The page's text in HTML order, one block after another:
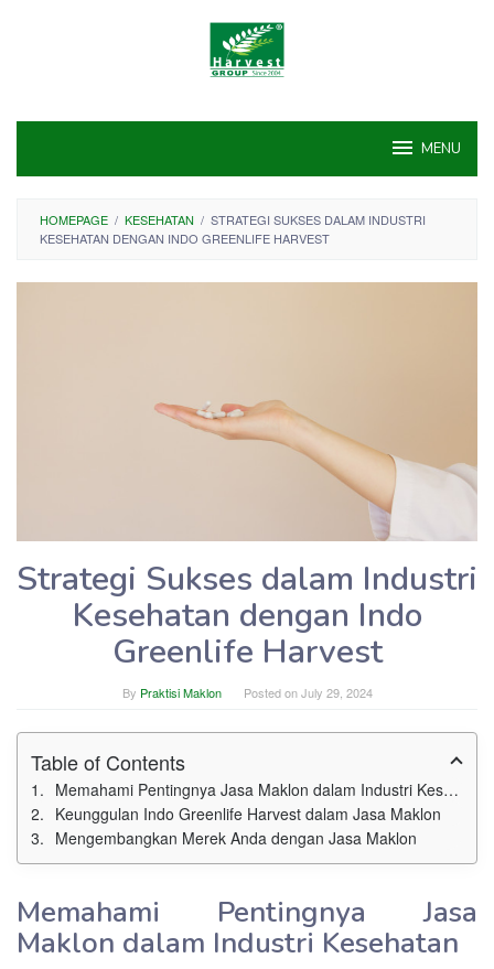
MENU
HOMEPAGE / KESEHATAN / STRATEGI SUKSES DALAM INDUSTRI
KESEHATAN DENGAN INDO GREENLIFE HARVEST
Strategi Sukses dalam Industri
Kesehatan dengan Indo
Greenlife Harvest
By Praktisi Maklon Posted onJuly 29, 2024
Table of Contents
Memahami Pentingnya Jasa Maklon dalam Industri Kesehatan
Keunggulan Indo Greenlife Harvest dalam Jasa Maklon
Mengembangkan Merek Anda dengan Jasa Maklon
Memahami Pentingnya Jasa
Maklon dalam Industri Kesehatan